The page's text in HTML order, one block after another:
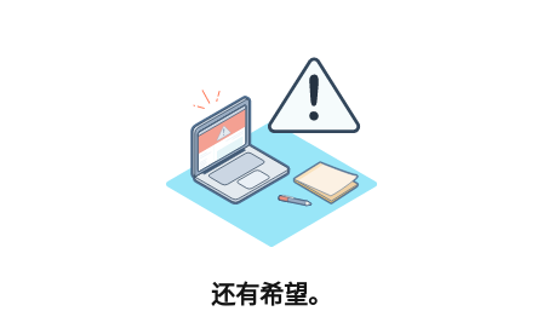
还有希望。